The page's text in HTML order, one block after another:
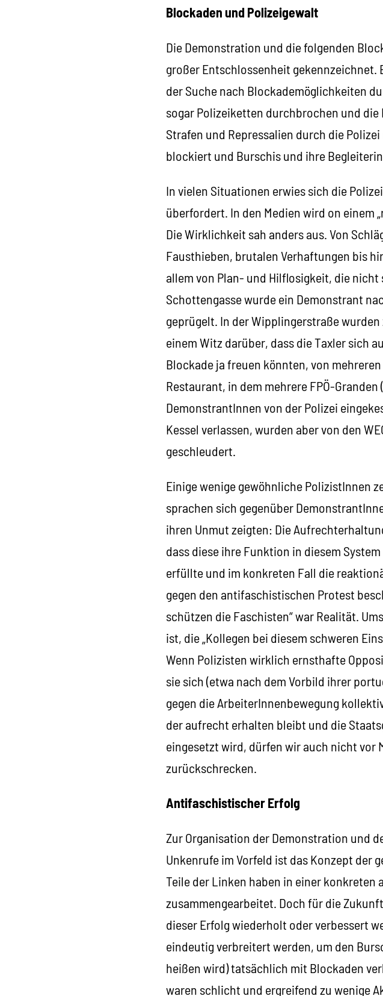
Blockaden und Polizeigewalt
Die Demonstration und die folgenden
großer Entschlossenheit
der Suche nach Blockademöglichkeiten
sogar Polizeiketten durchbrochen und
Strafen und Repressalien durch die
blockiert und Burschis und ihre
In vielen Situationen erwies sich die
überfordert. In den Medien wird on einem
Die Wirklichkeit sah anders aus. Von
Fausthieben, brutalen Verhaftungen bis
allem von Plan- und Hilflosigkeit, die
Schottengasse wurde ein Demonstrant
geprügelt. In der Wipplingerstraße
einem Witz darüber, dass die Taxler sich
Blockade ja freuen könnten, von
Restaurant, in dem mehrere FPÖ-
DemonstrantInnen von der Polizei
Kessel verlassen, wurden aber von den
geschleudert.
Einige wenige gewöhnliche PolizistInnen
sprachen sich gegenüber
ihren Unmut zeigten: Die
dass diese ihre Funktion in diesem
erfüllte und im konkreten Fall die
gegen den antifaschistischen Protest
schützen die Faschisten“ war Realität.
ist, die „Kollegen bei diesem schweren
Wenn Polizisten wirklich ernsthafte
sie sich (etwa nach dem Vorbild ihrer
gegen die ArbeiterInnenbewegung
der aufrecht erhalten bleibt und die
eingesetzt wird, dürfen wir auch nicht vor
zurückschrecken.
Antifaschistischer Erfolg
Zur Organisation der Demonstration und
Unkenrufe im Vorfeld ist das Konzept der
Teile der Linken haben in einer
zusammengearbeitet. Doch für die
dieser Erfolg wiederholt oder verbessert
eindeutig verbreitert werden, um den
heißen wird) tatsächlich mit Blockaden
waren schlicht und ergreifend zu wenige